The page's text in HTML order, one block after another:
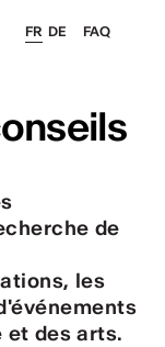
FAQ
FR DE
de
les
et des arts.